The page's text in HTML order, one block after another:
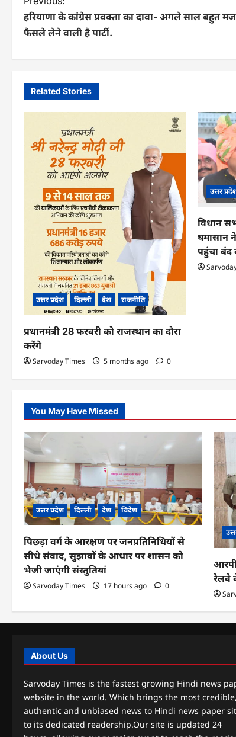
o
n
a
हरियाणा के कांग्रेस प्रवक्ता का दावा- अगले साल बहुत
फैसले लेने वाली है पार्टी.
Related Stories
उत्तर प्रदेश दिल्ली देश राजनीति
प्रधानमंत्री 28 फरवरी को राजस्थान का दौरा
करेंगे
Sarvoday Times 5 months ago 0
उत्तर
विधान
घमासान
पहुंचा बंद
You May Have Missed
उत्तर प्रदेश दिल्ली देश विदेश
पिछड़ा वर्ग के आरक्षण पर जनप्रतिनिधियों से
सीधे संवाद, सुझावों के आधार पर शासन को
भेजी जाएंगी संस्तुतियां
Sarvoday Times 17 hours ago 0
रेलवे
About Us
Sarvoday Times is the fastest growing Hindi news
website in the world. Which brings the most credible,
authentic and unbiased news to Hindi news paper
to its dedicated readership.Our site is updated 24